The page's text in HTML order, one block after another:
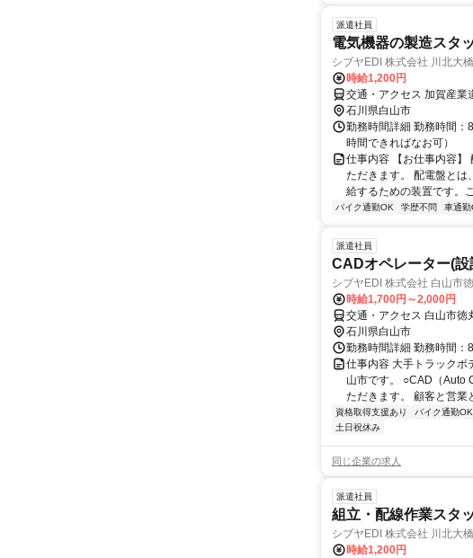
派遣社員
電気機器の製造ス
シブヤEDI 株式会社 川北大
時給1,200円
交通・アクセス 加賀産業
石川県白山市
勤務時間詳細 勤務時間：
時間できればなお可）
仕事内容 【お仕事内容】
ただきます。 配電盤とは
給するための装置です。
バイク通勤OK 学歴不問 車通勤
派遣社員
CADオペレーター(
シブヤEDI 株式会社 白山市
時給1,700円～2,000円
交通・アクセス 白山市徳
石川県白山市
勤務時間詳細 勤務時間：
仕事内容 大手トラックボ
山市です。 ○CAD（Auto
ただきます。 顧客と営業
資格取得支援あり バイク通勤OK
土日祝休み
同じ企業の求人
派遣社員
組立・配線作業スタ
シブヤEDI 株式会社 川北大
時給1,200円